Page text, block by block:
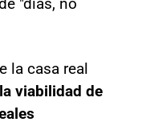
"días, no
la casa real
viabilidad de